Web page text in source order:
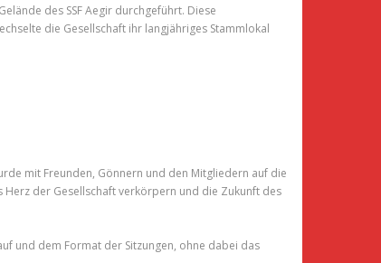
des SSF Aegir durchgeführt. Diese
die Gesellschaft ihr langjähriges Stammlokal
mit Freunden, Gönnern und den Mitgliedern auf die
der Gesellschaft verkörpern und die Zukunft des
und dem Format der Sitzungen, ohne dabei das